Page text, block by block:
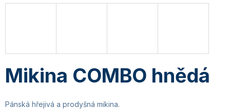
Mikina COMBO hnědá
Pánská hřejivá a prodyšná mikina.